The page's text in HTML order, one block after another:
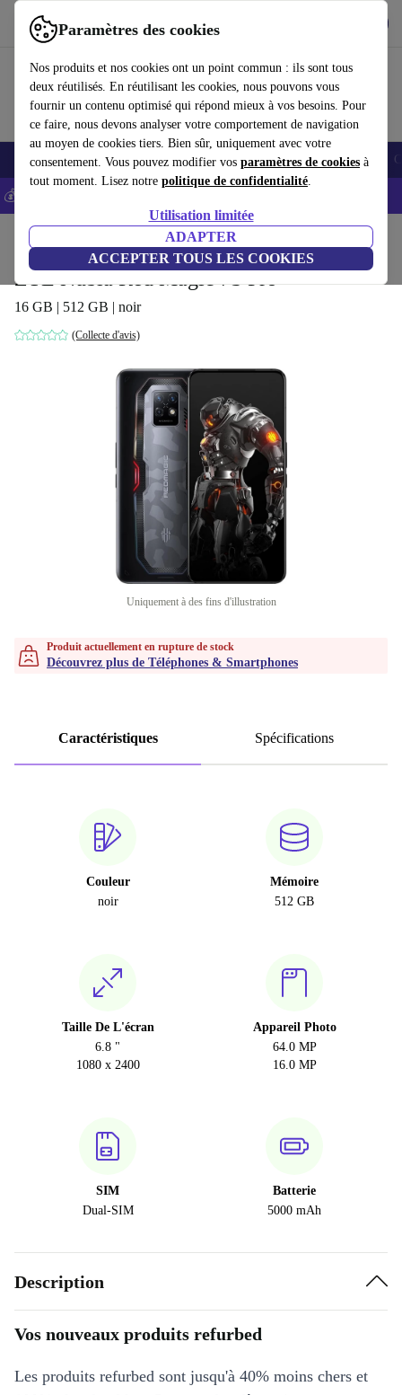
Paramètres des cookies
Nos produits et nos cookies ont un point commun : ils sont tous
deux réutilisés. En réutilisant les cookies, nous pouvons vous
fournir un contenu optimisé qui répond mieux à vos besoins. Pour
ce faire, nous devons analyser votre comportement de navigation
au moyen de cookies tiers. Bien sûr, uniquement avec votre
consentement. Vous pouvez modifier vos paramètres de cookies à
tout moment. Lisez notre politique de confidentialité.
Utilisation limitée
ADAPTER
ACCEPTER TOUS LES COOKIES
Utilisez refurbed rapidement et facilement
Smartphones Laptops Tablettes Montres connectées Accessoires
💰-5% EXTRA sur les iPhones – Code: IPHONEDEAL -
Téléphones & Smartphones
ZTE Nubia Red Magic 7S Pro
16 GB | 512 GB | noir
(Collecte d'avis)
Uniquement à des fins d'illustration
Produit actuellement en rupture de stock
Découvrez plus de Téléphones & Smartphones
Caractéristiques Spécifications
Couleur
noir
Mémoire
512 GB
Taille De L'écran
6.8 "
1080 x 2400
Appareil Photo
64.0 MP
16.0 MP
SIM
Dual-SIM
Batterie
5000 mAh
Description
Vos nouveaux produits refurbed
Les produits refurbed sont jusqu'à 40% moins chers et